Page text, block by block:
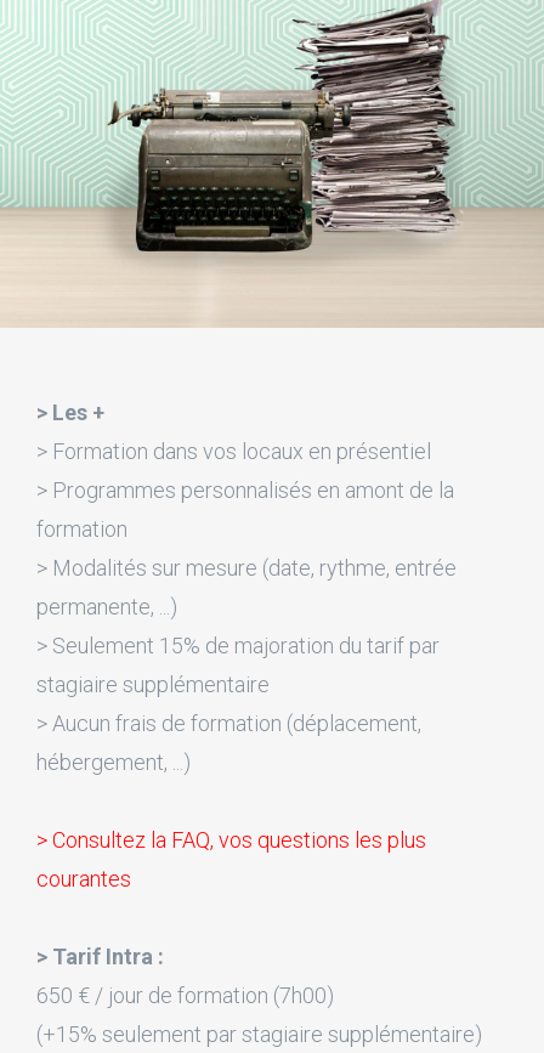
> Les +
> Formation dans vos locaux en présentiel
> Programmes personnalisés en amont de la
formation
> Modalités sur mesure (date, rythme, entrée
permanente, ...)
> Seulement 15% de majoration du tarif par
stagiaire supplémentaire
> Aucun frais de formation (déplacement,
hébergement, ...)
> Consultez la FAQ, vos questions les plus
courantes
> Tarif Intra :
650 € / jour de formation (7h00)
(+15% seulement par stagiaire supplémentaire)